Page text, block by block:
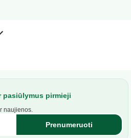
pasiūlymus pirmieji
naujienos.
Prenumeruoti